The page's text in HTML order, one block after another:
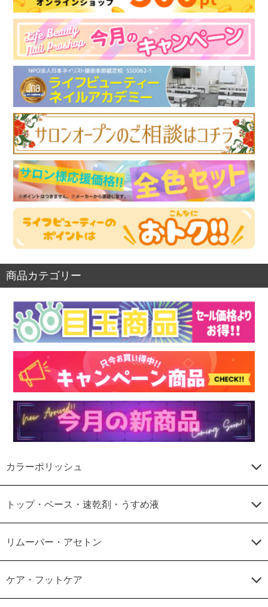
商品カテゴリー
カラーポリッシュ
トップ・ベース・速乾剤・うすめ液
リムーバー・アセトン
ケア・フットケア